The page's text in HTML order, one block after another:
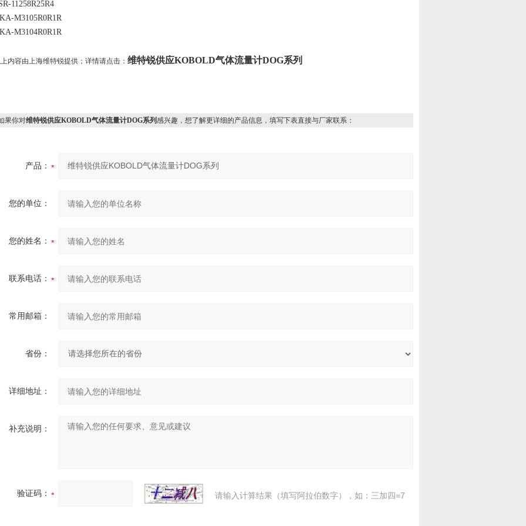
11258R25R4
M3105R0R1R
M3104R0R1R
上内容由上海维特锐提供；详情请点击： 维特锐供应KOBOLD气体流量计DOG系列
果你对维特锐供应KOBOLD气体流量计DOG系列感兴趣，想了解更详细的产品信息，填写下表直接与厂家联系：
产品：
您的单位：
您的姓名：
联系电话：
常用邮箱：
省份：
详细地址：
补充说明：
验证码： 请输入计算结果（填写阿拉伯数字），如：三加四=7